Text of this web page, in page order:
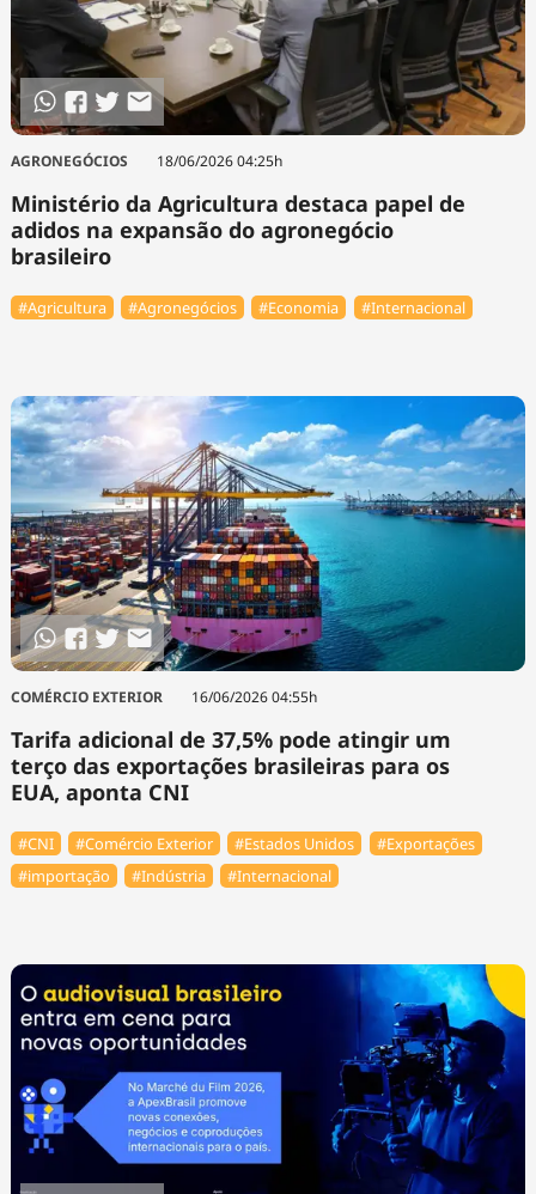
AGRONEGÓCIOS 18/06/2026 04:25h
Ministério da Agricultura destaca papel de
adidos na expansão do agronegócio
brasileiro
#Agricultura #Agronegócios #Economia #Internacional
COMÉRCIO EXTERIOR 16/06/2026 04:55h
Tarifa adicional de 37,5% pode atingir um
terço das exportações brasileiras para os
EUA, aponta CNI
#CNI #Comércio Exterior #Estados Unidos
#Exportações
#importação
#Indústria #Internacional